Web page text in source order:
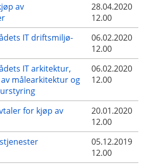
av
28.04.2020
12.00
IT driftsmiljø-
06.02.2020
12.00
IT arkitektur,
målearkitektur og
06.02.2020
12.00
for kjøp av
20.01.2020
12.00
05.12.2019
12.00